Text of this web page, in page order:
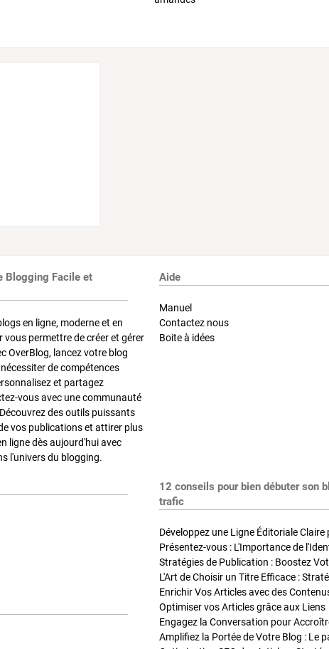
Blogging Facile et
en ligne, moderne et en
permettre de créer et gérer
OverBlog, lancez votre blog
de compétences
et partagez
vous avec une communauté
des outils puissants
vos publications et attirer plus
ligne dès aujourd'hui avec
l'univers du blogging.
Aide
Manuel
Contactez nous
Boite à idées
12 conseils pour bien débuter son
trafic
Développez une Ligne Éditoriale
Présentez-vous : L'Importance de
L'Art de Choisir un Titre Efficace :
Optimiser vos Articles grâce aux Liens
Engagez la Conversation pour
Amplifiez la Portée de Votre Blog : Le